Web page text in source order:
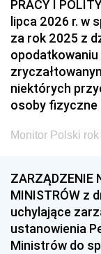
PRACY I
lipca 2026 r. w
za rok 2025 z
niektórych
osoby fizyczne
Monitor Polski
ZARZĄDZENIE
MINISTRÓW z
uchylające
ustanowienia
Ministrów do